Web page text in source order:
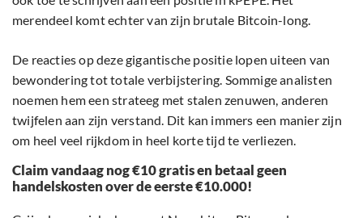
merendeel komt echter van zijn brutale Bitcoin-long.
De reacties op deze gigantische positie lopen uiteen van
bewondering tot totale verbijstering. Sommige analisten
noemen hem een strateeg met stalen zenuwen, anderen
twijfelen aan zijn verstand. Dit kan immers een manier zijn
om heel veel rijkdom in heel korte tijd te verliezen.
Claim vandaag nog €10 gratis en betaal geen
handelskosten over de eerste €10.000!